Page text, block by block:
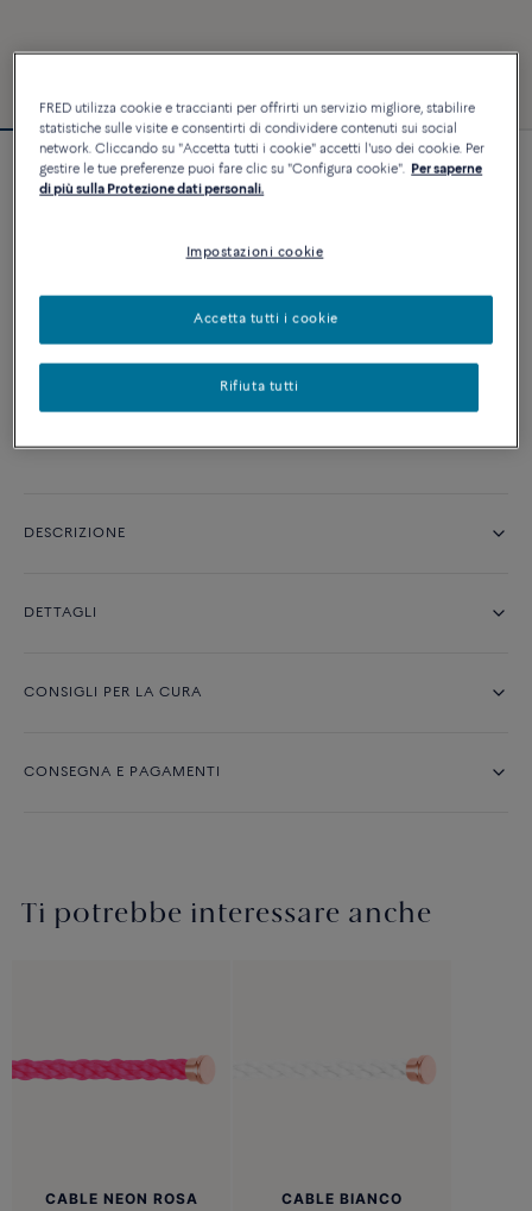
Bracciale Force 10
PERSONALIZZA
AGGIUNGI AL CARRELLO
Contattataci per qualsiasi domanda sulle misure
DESCRIZIONE
DETTAGLI
CONSIGLI PER LA CURA
CONSEGNA E PAGAMENTI
Ti potrebbe interessare anche
CABLE NEON ROSA CABLE BIANCO
FRED utilizza cookie e traccianti per offrirti un servizio migliore, stabilire
statistiche sulle visite e consentirti di condividere contenuti sui social
network. Cliccando su "Accetta tutti i cookie" accetti l'uso dei cookie. Per
gestire le tue preferenze puoi fare clic su "Configura cookie". Per saperne
di più sulla Protezione dati personali.
Impostazioni cookie
Rifiuta tutti
Accetta tutti i cookie